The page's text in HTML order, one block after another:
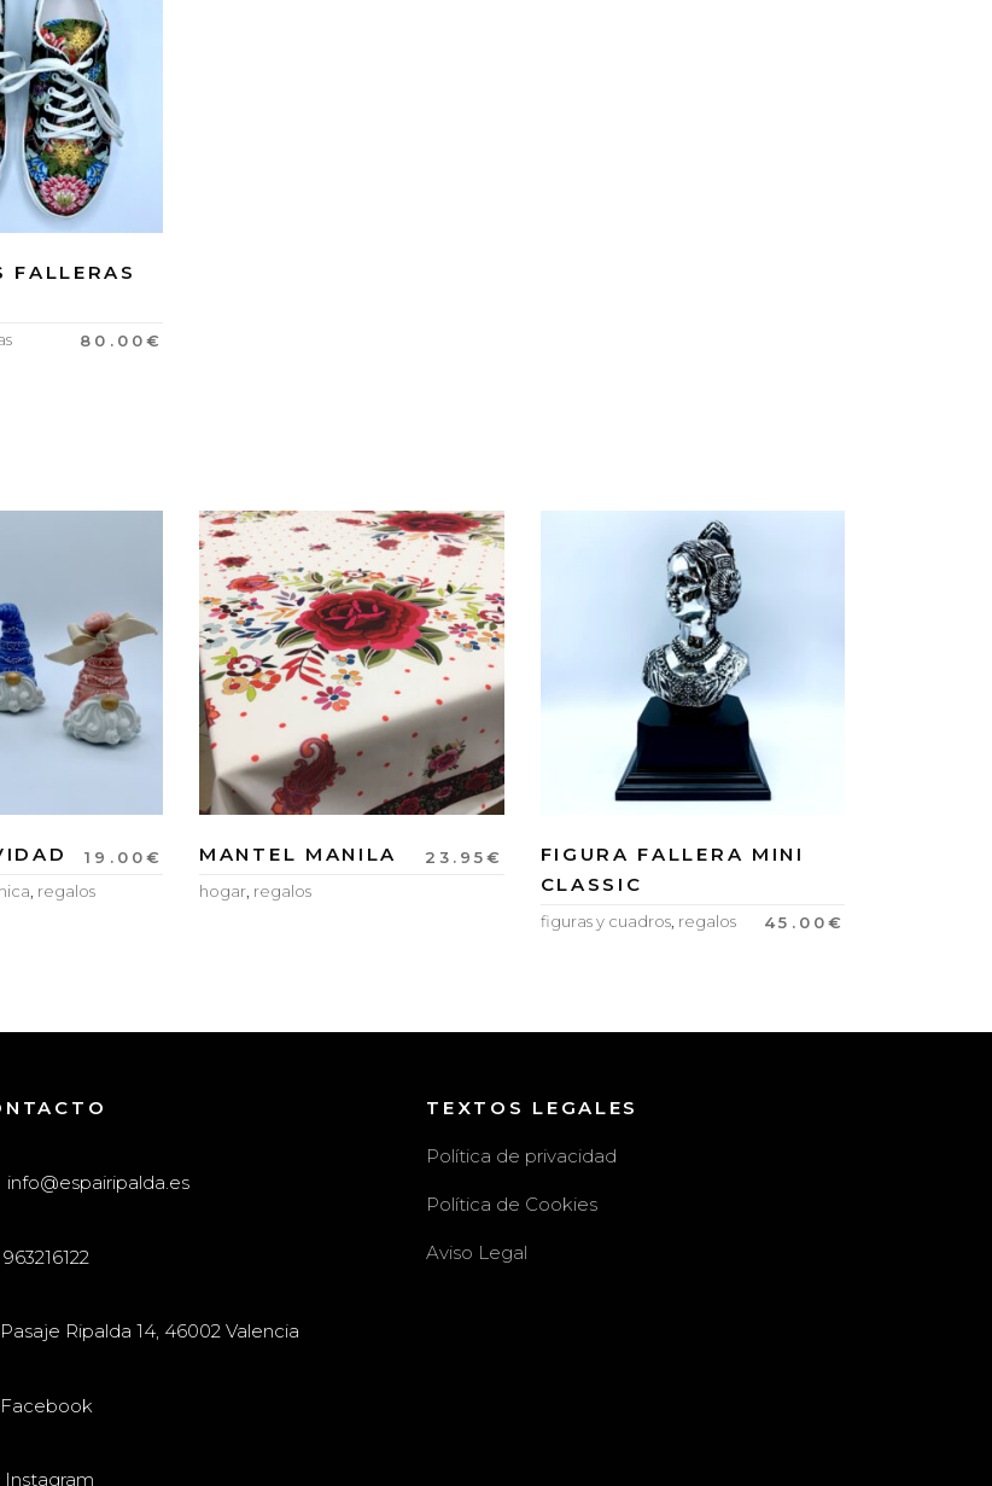
FALLERAS
80.00€
19.00€
, regalos
MANTEL MANILA 23.95€
hogar, regalos
FIGURA FALLERA MINI
CLASSIC
45.00€
figuras y cuadros, regalos
info@espairipalda.es
963216122
Pasaje Ripalda 14, 46002 Valencia
Facebook
Instagram
TEXTOS LEGALES
Política de privacidad
Política de Cookies
Aviso Legal